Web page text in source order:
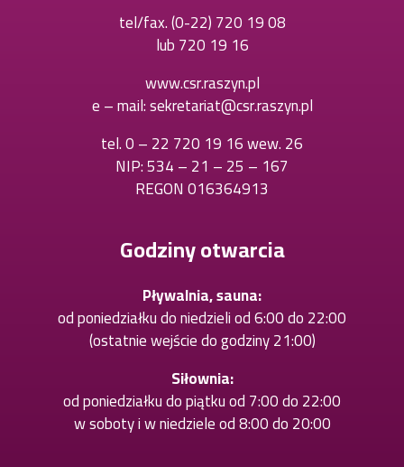
tel/fax.(0-22) 720 19 08
karcie
lub720 19 16
w
nowej
karcie
www.csr.raszyn.pl
e – mail:sekretariat@csr.raszyn.pl
tel.0 – 22 720 19 16 wew. 26
NIP: 534 – 21 – 25 – 167
REGON 016364913
Godziny otwarcia
Pływalnia, sauna:
od poniedziałku do niedzieli od 6:00 do 22:00
(ostatnie wejście do godziny 21:00)
Siłownia:
od poniedziałku do piątku od 7:00 do 22:00
w soboty i w niedziele od 8:00 do 20:00